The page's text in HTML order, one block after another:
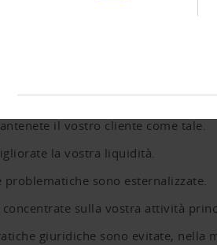
il vostro debitore in modo
a pagare. Le esperienze di
continuamente.
Vantaggio
il vostro cliente come tale.
la vostra liquidità.
problematiche sono esternalizzate.
concentrate sulla vostra attività
giuridiche sono evitate, nella